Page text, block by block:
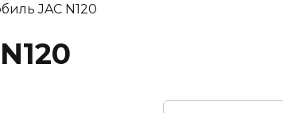
JAC N120